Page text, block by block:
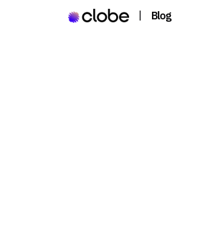
| Blog